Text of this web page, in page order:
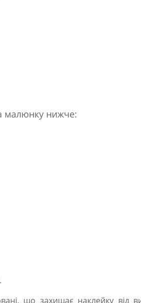
малюнку нижче:
що захищає наклейку від